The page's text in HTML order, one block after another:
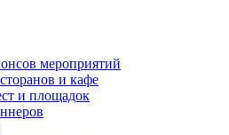
мероприятий
и кафе
и площадок